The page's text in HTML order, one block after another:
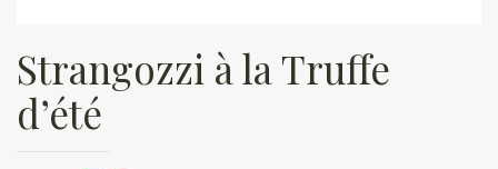
Strangozzi à la Truffe
d’été